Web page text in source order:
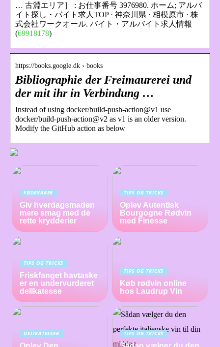
… 古淵エリア］ : お仕事番号 3976980. ホーム; アルバ
イト探し・バイト求人TOP · 神奈川県 · 相模原市 · 株
式会社ワークオール. バイト・アルバイト求人情報
(69918178)
https://books.google.dk › books
Bibliographie der Freimaurerei und
der mit ihr in Verbindung …
Instead of using docker/build-push-action@v1 use
docker/build-push-action@v2 as v1 is an older version.
Modify the GitHub action as below
FØDEVARER
Giv hverdagsmaden
mere smag med de
rette krydderier
TIPS OG TRICKS
Oplev Autentisk
Bourgogne Rødvin
med Finesse
TIPS OG TRICKS
Friskfanget havtaske
er en undervurderet
delikatesse
TIPS OG TRICKS
Køb rødvin online
hos Laudrup Vin
DELIKATESSER TIPS OG TRICKS